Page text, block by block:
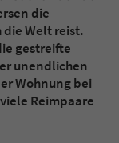
die
die Welt reist.
gestreifte
unendlichen
Wohnung bei
Reimpaare
zu